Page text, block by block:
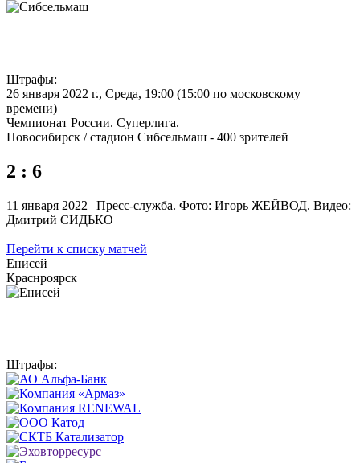
Штрафы:
26 января 2022 г., Среда, 19:00 (15:00 по московскому
времени)
Чемпионат России. Суперлига.
Новосибирск / стадион Сибсельмаш - 400 зрителей
2 : 6
11 января 2022 | Пресс-служба. Фото: Игорь ЖЕЙВОД. Видео:
Дмитрий СИДЬКО
Перейти к списку матчей
Енисей
Краснроярск
Штрафы: